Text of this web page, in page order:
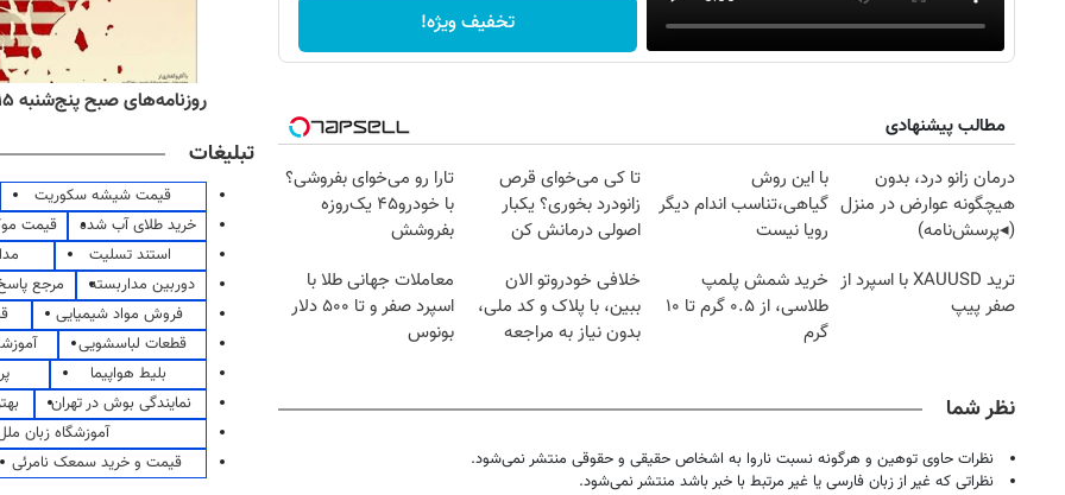
تخفیف ویژه!
مطالب پیشنهادی
درمان زانو درد، بدون
هیچگونه عوارض در منزل
(◂پرسش‌نامه)
با این روش
گیاهی،تناسب اندام دیگر
رویا نیست
تا کی می‌خوای قرص
زانودرد بخوری؟ یکبار
اصولی درمانش کن
تارا رو می‌خوای بفروشی؟
با خودرو۴۵ یک‌روزه
بفروشش
ترید XAUUSD با اسپرد از
صفر پیپ
خرید شمش پلمپ
طلاسی، از ۰.۵ گرم تا ۱۰
گرم
خلافی خودروتو الان
ببین، با پلاک و کد ملی،
بدون نیاز به مراجعه
معاملات جهانی طلا با
اسپرد صفر و تا ۵۰۰ دلار
بونوس
نظر شما
نظرات حاوی توهین و هرگونه نسبت ناروا به اشخاص حقیقی و حقوقی منتشر نمی‌شود.
نظراتی که غیر از زبان فارسی یا غیر مرتبط با خبر باشد منتشر نمی‌شود.
روزنامه‌های صبح پنج‌شنبه ۱۵ مرداد ۱۴۰۵
تبلیغات
قیمت شیشه سکوریت
خرید طلای آب شده
قیمت
استند تسلیت
دوربین مداربسته
مرجع
فروش مواد شیمیایی
قطعات لباسشویی
بلیط هواپیما
نمایندگی بوش در تهران
آموزشگاه زبان
قیمت و خرید سمعک نامرئی